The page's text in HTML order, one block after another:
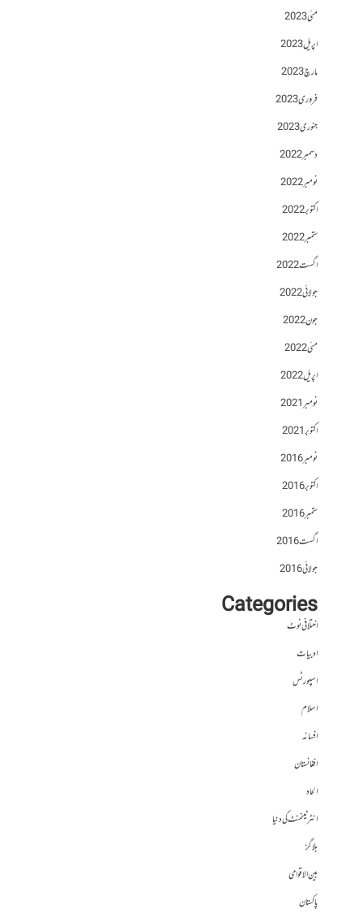
مئی 2023
اپریل 2023
مارچ 2023
فروری 2023
جنوری 2023
دسمبر 2022
نومبر 2022
اکتوبر 2022
ستمبر 2022
اگست 2022
جولائی 2022
جون 2022
مئی 2022
اپریل 2022
نومبر 2021
اکتوبر 2021
نومبر 2016
اکتوبر 2016
ستمبر 2016
اگست 2016
جولائی 2016
Categories
اختلافی نوٹ
ادبیات
اسپورٹس
اسلام
افسانہ
افغانستان
الحاد
انٹرٹینمنٹ کی دنیا
بلاگز
بین الاقوامی
پاکستان